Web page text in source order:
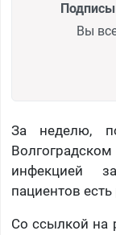
Вы
За неделю,
инфекцией
пациентов есть
Со ссылкой на